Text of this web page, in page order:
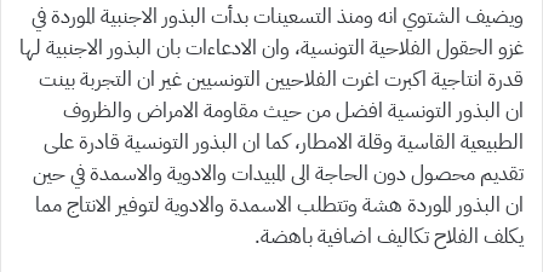
ويضيف الشتوي انه ومنذ التسعينات بدأت البذور الاجنبية الموردة في
غزو الحقول الفلاحية التونسية، وان الادعاءات بان البذور الاجنبية لها
قدرة انتاجية اكبرت اغرت الفلاحيين التونسيين غير ان التجربة بينت
ان البذور التونسية افضل من حيث مقاومة الامراض والظروف
الطبيعية القاسية وقلة الامطار، كما ان البذور التونسية قادرة على
تقديم محصول دون الحاجة الى المبيدات والادوية والاسمدة في حين
ان البذور الموردة هشة وتتطلب الاسمدة والادوية لتوفير الانتاج مما
يكلف الفلاح تكاليف اضافية باهضة.